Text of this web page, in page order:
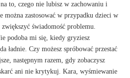
to, czego nie lubisz w zachowaniu i
można zastosować w przypadku dzieci w
świadomość problemu.
podoba mi się, kiedy gryziesz
ładnie. Czy możesz spróbować przestać
następnym razem, gdy zobaczysz
ani nie krytykuj. Kara, wyśmiewanie